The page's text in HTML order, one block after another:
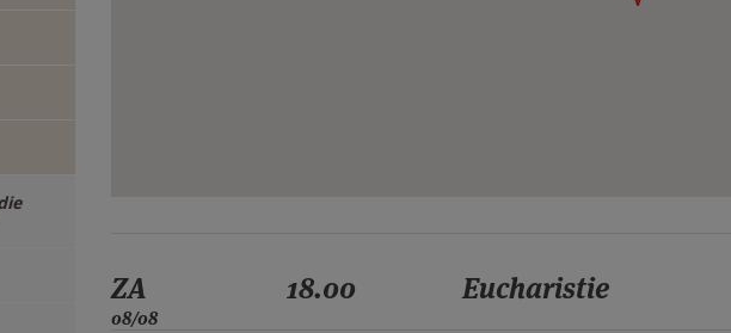
ZA
08/08
18.00 Eucharistie